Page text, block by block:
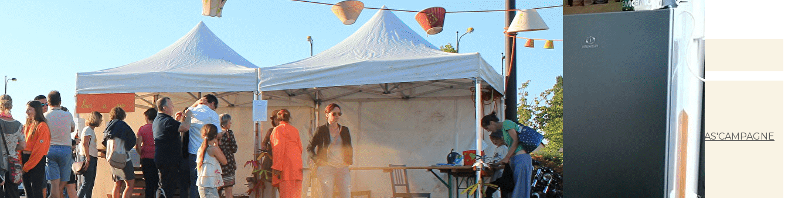
Exporter uniquement les colonnes affichées
Ajoutez un logo, un bouton, des réseaux sociaux
Cliquez pour éditer
ACCUEIL▴▾
ACTUALITÉS ▴▾